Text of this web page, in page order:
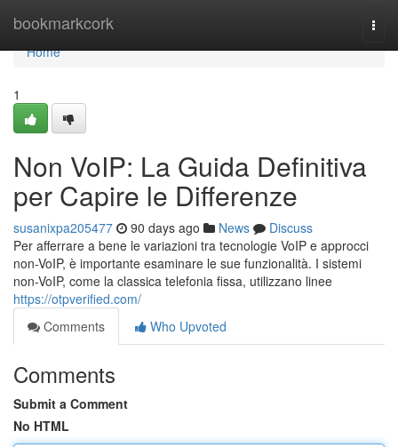
bookmarkcork
Home
Home
1
Non VoIP: La Guida Definitiva
per Capire le Differenze
susanixpa205477 90 days ago News
Discuss
Per afferrare a bene le variazioni tra tecnologie VoIP e approcci
non-VoIP, è importante esaminare le sue funzionalità. I sistemi
non-VoIP, come la classica telefonia fissa, utilizzano linee
https://otpverified.com/
Comments
Who Upvoted
Comments
Submit a Comment
No HTML